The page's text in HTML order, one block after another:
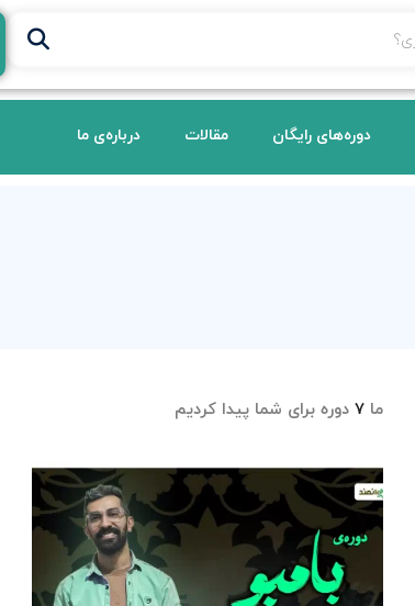
دوره‌های رایگان مقالات درباره‌ی ما
ما7 دوره برای شما پیدا کردیم